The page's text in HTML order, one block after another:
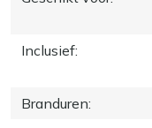
Inclusief:
Branduren: